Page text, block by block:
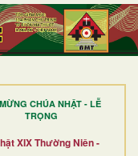
CHÚA NHẬT - LỄ
TRỌNG
XIX Thường Niên -